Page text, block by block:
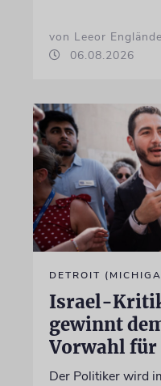
von Leeor
06.08.2026
DETROIT
Israel-
gewinnt
Vorwahl für
Der Politiker wird